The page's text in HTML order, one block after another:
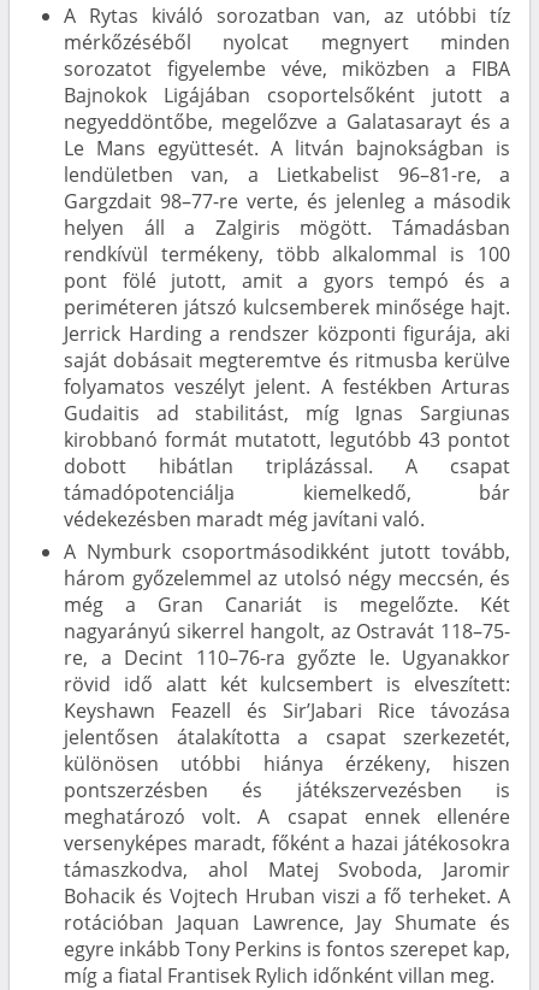
A Rytas kiváló sorozatban van, az utóbbi tíz
mérkőzéséből nyolcat megnyert minden
sorozatot figyelembe véve, miközben a FIBA
Bajnokok Ligájában csoportelsőként jutott a
negyeddöntőbe, megelőzve a Galatasarayt és a
Le Mans együttesét. A litván bajnokságban is
lendületben van, a Lietkabelist 96–81-re, a
Gargzdait 98–77-re verte, és jelenleg a második
helyen áll a Zalgiris mögött. Támadásban
rendkívül termékeny, több alkalommal is 100
pont fölé jutott, amit a gyors tempó és a
periméteren játszó kulcsemberek minősége hajt.
Jerrick Harding a rendszer központi figurája, aki
saját dobásait megteremtve és ritmusba kerülve
folyamatos veszélyt jelent. A festékben Arturas
Gudaitis ad stabilitást, míg Ignas Sargiunas
kirobbanó formát mutatott, legutóbb 43 pontot
dobott hibátlan triplázással. A csapat
támadópotenciálja kiemelkedő, bár
védekezésben maradt még javítani való.
A Nymburk csoportmásodikként jutott tovább,
három győzelemmel az utolsó négy meccsén, és
még a Gran Canariát is megelőzte. Két
nagyarányú sikerrel hangolt, az Ostravát 118–75-
re, a Decint 110–76-ra győzte le. Ugyanakkor
rövid idő alatt két kulcsembert is elveszített:
Keyshawn Feazell és Sir’Jabari Rice távozása
jelentősen átalakította a csapat szerkezetét,
különösen utóbbi hiánya érzékeny, hiszen
pontszerzésben és játékszervezésben is
meghatározó volt. A csapat ennek ellenére
versenyképes maradt, főként a hazai játékosokra
támaszkodva, ahol Matej Svoboda, Jaromir
Bohacik és Vojtech Hruban viszi a fő terheket. A
rotációban Jaquan Lawrence, Jay Shumate és
egyre inkább Tony Perkins is fontos szerepet kap,
míg a fiatal Frantisek Rylich időnként villan meg.